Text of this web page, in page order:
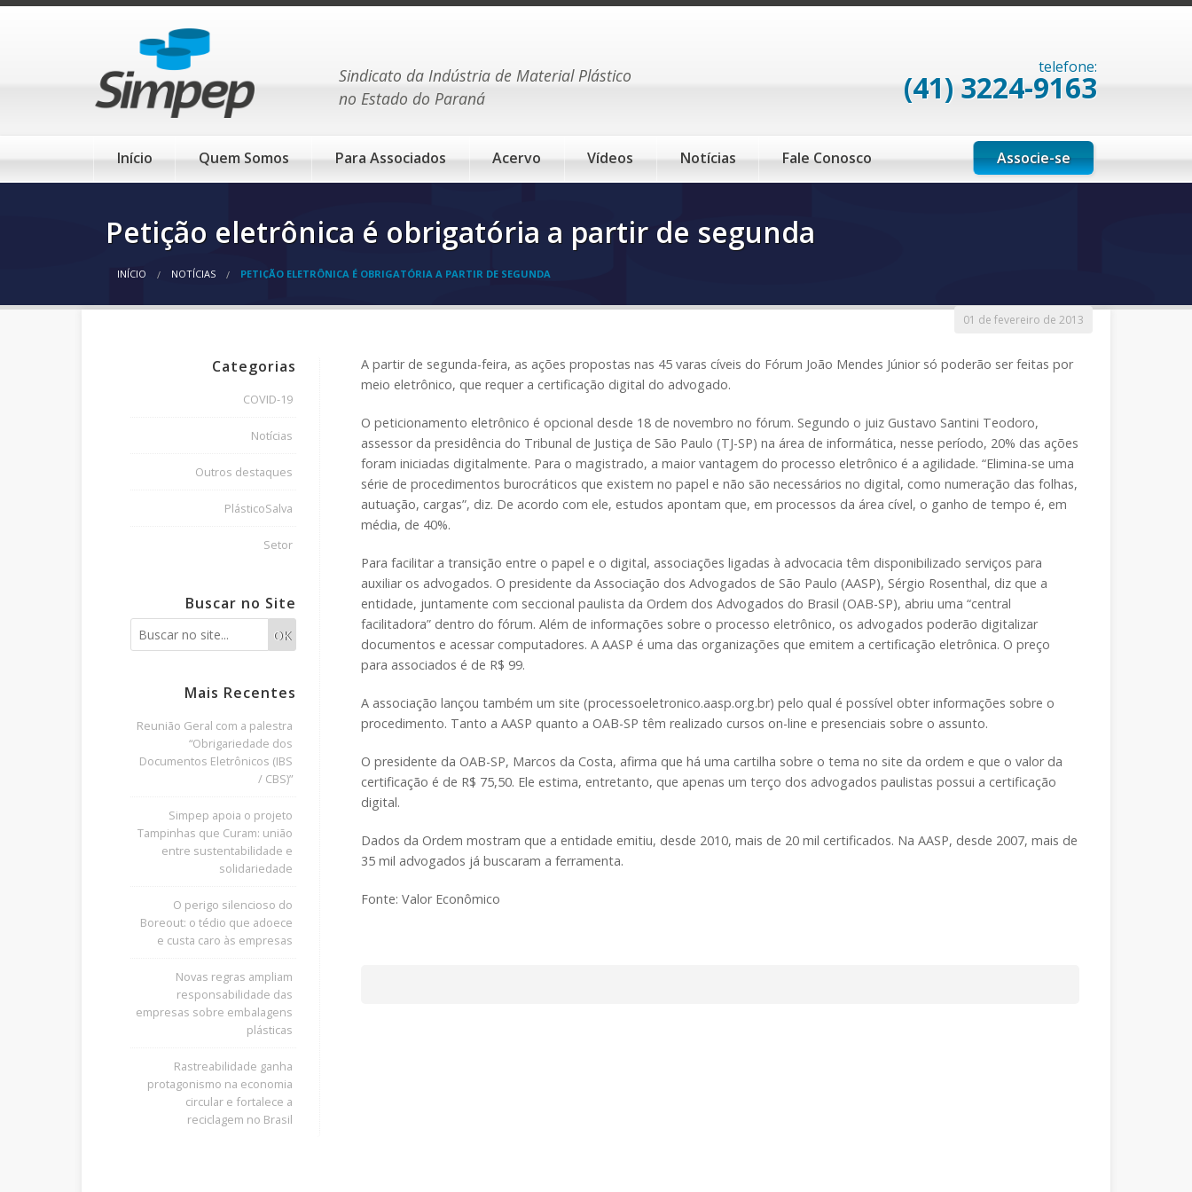
Sindicato da Indústria de Material Plástico
no Estado do Paraná
telefone:
(41) 3224-9163
Início Quem Somos Para Associados Acervo Vídeos Notícias Fale Conosco Associe-se
Petição eletrônica é obrigatória a partir de segunda
INÍCIO NOTÍCIAS PETIÇÃO ELETRÔNICA É OBRIGATÓRIA A PARTIR DE SEGUNDA
Categorias
COVID-19
Notícias
Outros destaques
PlásticoSalva
Setor
Buscar no Site
OK
Mais Recentes
Reunião Geral com a palestra
“Obrigariedade dos
Documentos Eletrônicos (IBS
/ CBS)”
Simpep apoia o projeto
Tampinhas que Curam: união
entre sustentabilidade e
solidariedade
O perigo silencioso do
Boreout: o tédio que adoece
e custa caro às empresas
Novas regras ampliam
responsabilidade das
empresas sobre embalagens
plásticas
Rastreabilidade ganha
protagonismo na economia
circular e fortalece a
reciclagem no Brasil
01 de fevereiro de 2013
A partir de segunda-feira, as ações propostas nas 45 varas cíveis do Fórum João Mendes Júnior só poderão ser feitas por
meio eletrônico, que requer a certificação digital do advogado.
O peticionamento eletrônico é opcional desde 18 de novembro no fórum. Segundo o juiz Gustavo Santini Teodoro,
assessor da presidência do Tribunal de Justiça de São Paulo (TJ-SP) na área de informática, nesse período, 20% das ações
foram iniciadas digitalmente. Para o magistrado, a maior vantagem do processo eletrônico é a agilidade. “Elimina-se uma
série de procedimentos burocráticos que existem no papel e não são necessários no digital, como numeração das folhas,
autuação, cargas”, diz. De acordo com ele, estudos apontam que, em processos da área cível, o ganho de tempo é, em
média, de 40%.
Para facilitar a transição entre o papel e o digital, associações ligadas à advocacia têm disponibilizado serviços para
auxiliar os advogados. O presidente da Associação dos Advogados de São Paulo (AASP), Sérgio Rosenthal, diz que a
entidade, juntamente com seccional paulista da Ordem dos Advogados do Brasil (OAB-SP), abriu uma “central
facilitadora” dentro do fórum. Além de informações sobre o processo eletrônico, os advogados poderão digitalizar
documentos e acessar computadores. A AASP é uma das organizações que emitem a certificação eletrônica. O preço
para associados é de R$ 99.
A associação lançou também um site (processoeletronico.aasp.org.br) pelo qual é possível obter informações sobre o
procedimento. Tanto a AASP quanto a OAB-SP têm realizado cursos on-line e presenciais sobre o assunto.
O presidente da OAB-SP, Marcos da Costa, afirma que há uma cartilha sobre o tema no site da ordem e que o valor da
certificação é de R$ 75,50. Ele estima, entretanto, que apenas um terço dos advogados paulistas possui a certificação
digital.
Dados da Ordem mostram que a entidade emitiu, desde 2010, mais de 20 mil certificados. Na AASP, desde 2007, mais de
35 mil advogados já buscaram a ferramenta.
Fonte: Valor Econômico